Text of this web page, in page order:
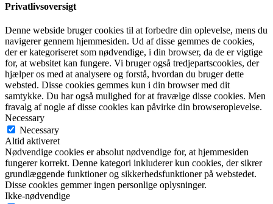
Privatlivsoversigt
Denne webside bruger cookies til at forbedre din oplevelse, mens du
navigerer gennem hjemmesiden. Ud af disse gemmes de cookies,
der er kategoriseret som nødvendige, i din browser, da de er vigtige
for, at websitet kan fungere. Vi bruger også tredjepartscookies, der
hjælper os med at analysere og forstå, hvordan du bruger dette
websted. Disse cookies gemmes kun i din browser med dit
samtykke. Du har også mulighed for at fravælge disse cookies. Men
fravalg af nogle af disse cookies kan påvirke din browseroplevelse.
Necessary
Necessary
Altid aktiveret
Nødvendige cookies er absolut nødvendige for, at hjemmesiden
fungerer korrekt. Denne kategori inkluderer kun cookies, der sikrer
grundlæggende funktioner og sikkerhedsfunktioner på webstedet.
Disse cookies gemmer ingen personlige oplysninger.
Ikke-nødvendige